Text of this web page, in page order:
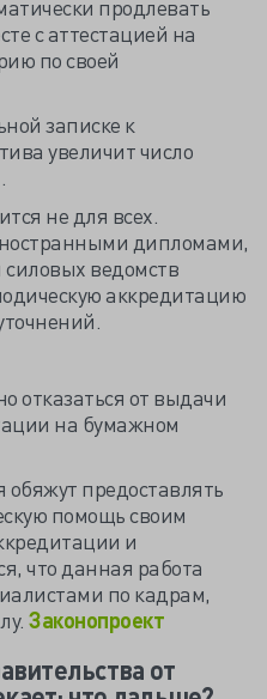
продлевать
с аттестацией на
по своей
записке к
увеличит число
не для всех.
дипломами,
ведомств
аккредитацию
отказаться от выдачи
на бумажном
предоставлять
помощь своим
и
что данная работа
по кадрам,
Законопроект
от